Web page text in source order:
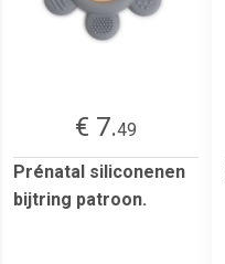
€ 7.49
Prénatal siliconenen
bijtring patroon.